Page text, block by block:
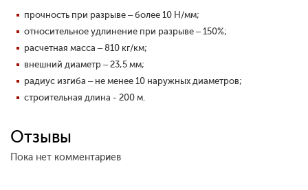
прочность при разрыве – более 10 Н/мм;
относительное удлинение при разрыве – 150%;
расчетная масса – 810 кг/км;
внешний диаметр – 23,5 мм;
радиус изгиба – не менее 10 наружных диаметров;
строительная длина - 200 м.
Отзывы
Пока нет комментариев